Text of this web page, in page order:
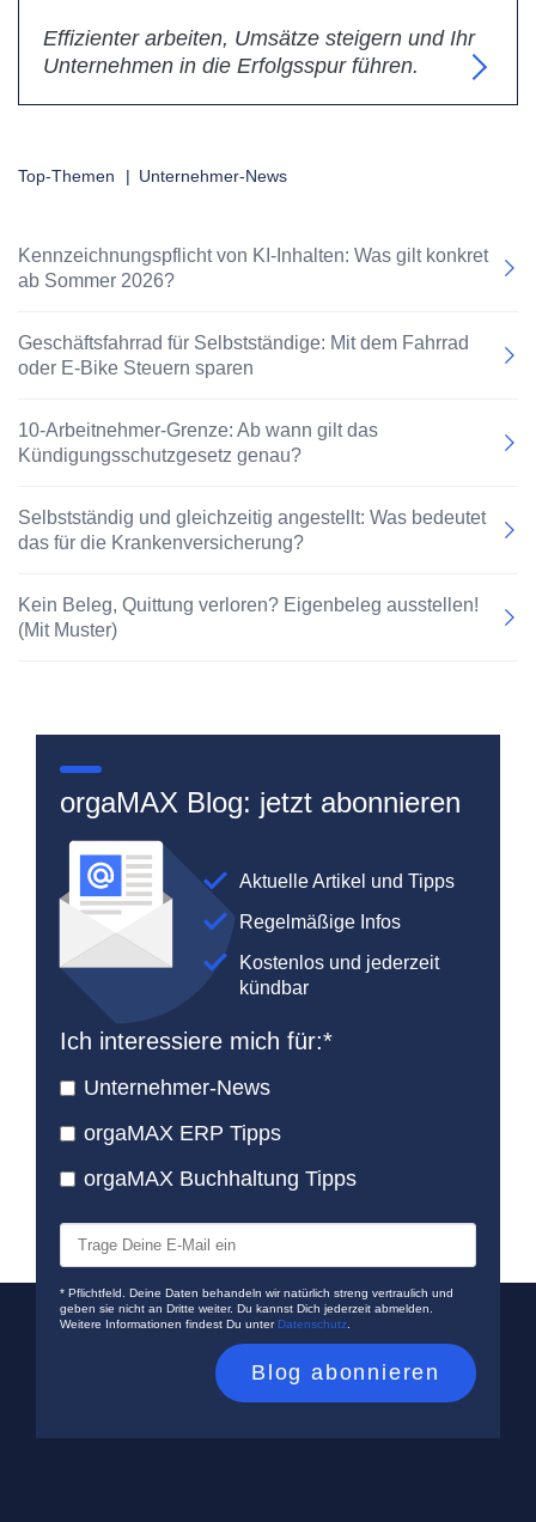
Effizienter arbeiten, Umsätze steigern und Ihr
Unternehmen in die Erfolgsspur führen.
Top-Themen | Unternehmer-News
Kennzeichnungspflicht von KI-Inhalten: Was gilt konkret
ab Sommer 2026?
Geschäftsfahrrad für Selbstständige: Mit dem Fahrrad
oder E-Bike Steuern sparen
10-Arbeitnehmer-Grenze: Ab wann gilt das
Kündigungsschutzgesetz genau?
Selbstständig und gleichzeitig angestellt: Was bedeutet
das für die Krankenversicherung?
Kein Beleg, Quittung verloren? Eigenbeleg ausstellen!
(Mit Muster)
orgaMAX Blog: jetzt abonnieren
Aktuelle Artikel und Tipps
Regelmäßige Infos
Kostenlos und jederzeit
kündbar
Ich interessiere mich für:*
Unternehmer-News
orgaMAX ERP Tipps
orgaMAX Buchhaltung Tipps
* Pflichtfeld. Deine Daten behandeln wir natürlich streng vertraulich und
geben sie nicht an Dritte weiter. Du kannst Dich jederzeit abmelden.
Weitere Informationen findest Du unterDatenschutz